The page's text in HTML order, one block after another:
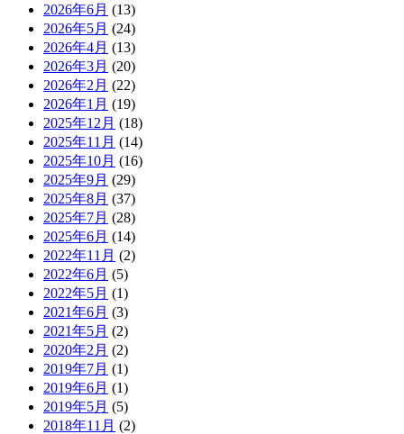
2026年6月 (13)
2026年5月 (24)
2026年4月 (13)
2026年3月 (20)
2026年2月 (22)
2026年1月 (19)
2025年12月 (18)
2025年11月 (14)
2025年10月 (16)
2025年9月 (29)
2025年8月 (37)
2025年7月 (28)
2025年6月 (14)
2022年11月 (2)
2022年6月 (5)
2022年5月 (1)
2021年6月 (3)
2021年5月 (2)
2020年2月 (2)
2019年7月 (1)
2019年6月 (1)
2019年5月 (5)
2018年11月 (2)